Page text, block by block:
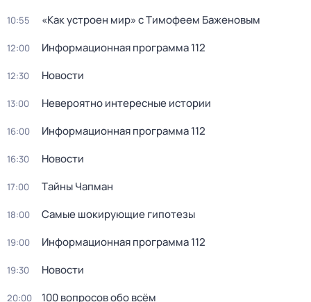
10:55 «Как устроен мир» с Тимофеем Баженовым
12:00 Информационная программа 112
12:30 Новости
13:00 Невероятно интересные истории
16:00 Информационная программа 112
16:30 Новости
17:00 Тaйны Чапман
18:00 Самые шoкиpующие гипотезы
19:00 Информационная программа 112
19:30 Новости
20:00 100 вопросов обо всём